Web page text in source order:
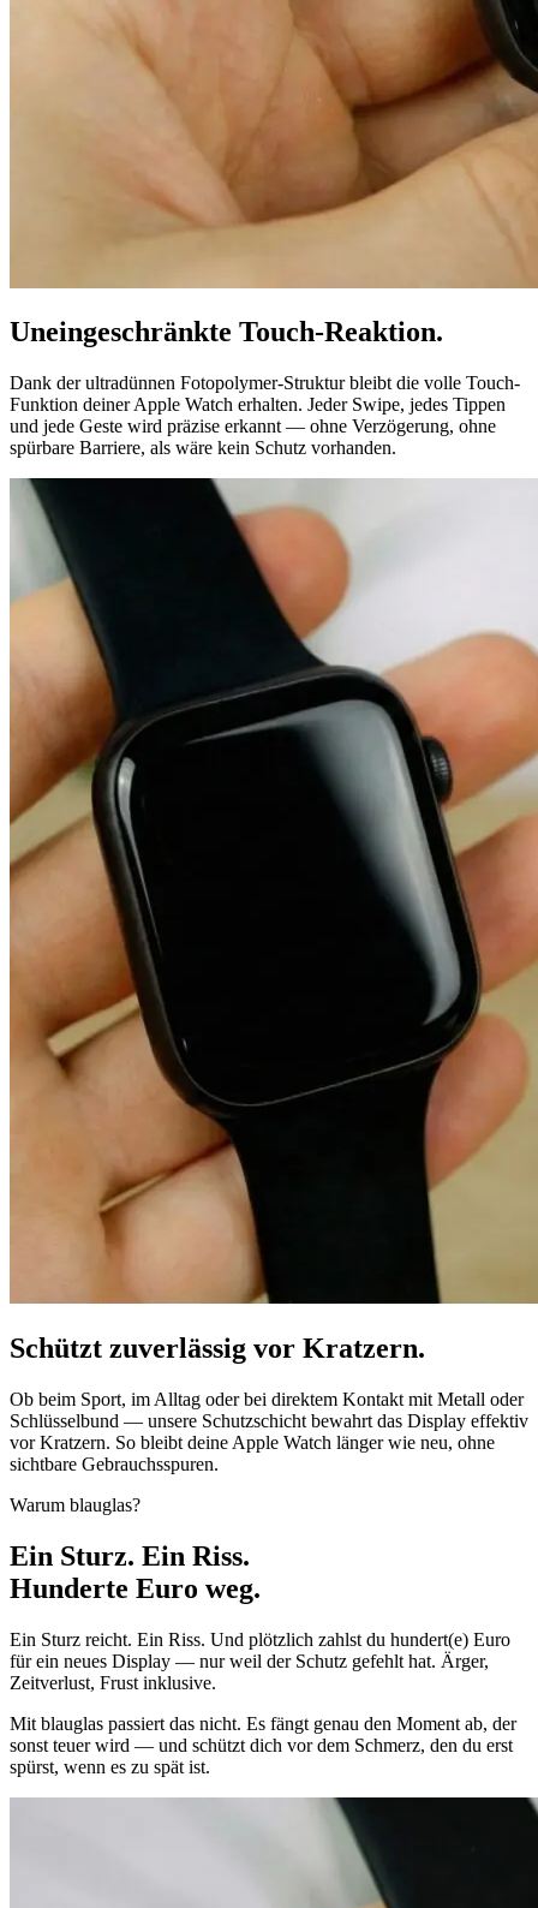
Uneingeschränkte Touch-Reaktion.
Dank der ultradünnen Fotopolymer-Struktur bleibt die volle Touch-
Funktion deiner Apple Watch erhalten. Jeder Swipe, jedes Tippen
und jede Geste wird präzise erkannt — ohne Verzögerung, ohne
spürbare Barriere, als wäre kein Schutz vorhanden.
Schützt zuverlässig vor Kratzern.
Ob beim Sport, im Alltag oder bei direktem Kontakt mit Metall oder
Schlüsselbund — unsere Schutzschicht bewahrt das Display effektiv
vor Kratzern. So bleibt deine Apple Watch länger wie neu, ohne
sichtbare Gebrauchsspuren.
Warum blauglas?
Ein Sturz. Ein Riss.
Hunderte Euro weg.
Ein Sturz reicht. Ein Riss. Und plötzlich zahlst du hundert(e) Euro
für ein neues Display — nur weil der Schutz gefehlt hat. Ärger,
Zeitverlust, Frust inklusive.
Mit blauglas passiert das nicht. Es fängt genau den Moment ab, der
sonst teuer wird — und schützt dich vor dem Schmerz, den du erst
spürst, wenn es zu spät ist.